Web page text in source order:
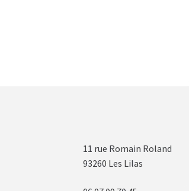
11 rue Romain Roland
93260 Les Lilas